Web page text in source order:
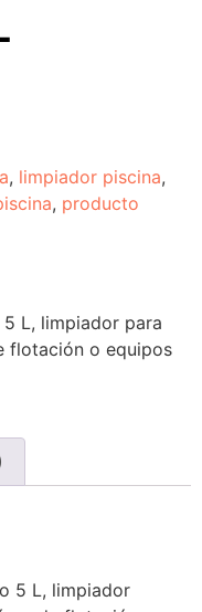
, limpiador piscina,
, producto
L, limpiador para
flotación o equipos
5 L, limpiador